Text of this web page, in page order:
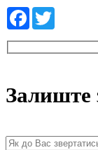
Facebook
Залиште